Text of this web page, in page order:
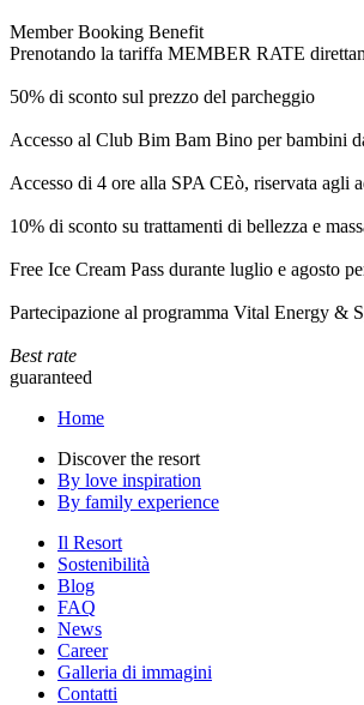
Member Booking Benefit
Prenotando la tariffa MEMBER RATE
50% di sconto sul prezzo del parcheggio
Accesso al Club Bim Bam Bino per bambini
Accesso di 4 ore alla SPA CEò, riservata
10% di sconto su trattamenti di bellezza e
Free Ice Cream Pass durante luglio e agosto
Partecipazione al programma Vital Energy &
Best rate
guaranteed
Home
Discover the resort
By love inspiration
By family experience
Il Resort
Sostenibilità
Blog
FAQ
News
Career
Galleria di immagini
Contatti